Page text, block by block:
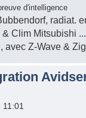
d'intelligence
radiat.
Clim Mitsubishi ...
avec Z-Wave &